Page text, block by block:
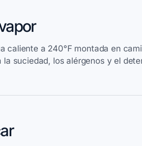
caliente a 240°F montada en
la suciedad, los alérgenos y el